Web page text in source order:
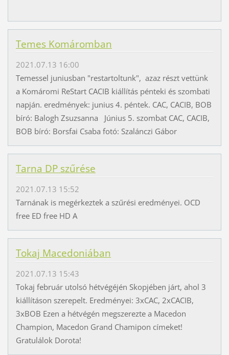
Temes Komáromban
2021.07.13 16:00
Temessel juniusban "restartoltunk", azaz részt vettünk
a Komáromi ReStart CACIB kiállítás pénteki és szombati
napján. eredmények: junius 4. péntek. CAC, CACIB, BOB
bíró: Balogh Zsuzsanna Június 5. szombat CAC, CACIB,
BOB bíró: Borsfai Csaba fotó: Szalánczi Gábor
Tarna DP szűrése
2021.07.13 15:52
Tarnának is megérkeztek a szűrési eredményei. OCD
free ED free HD A
Tokaj Macedoniában
2021.07.13 15:43
Tokaj február utolsó hétvégéjén Skopjében járt, ahol 3
kiállításon szerepelt. Eredményei: 3xCAC, 2xCACIB,
3xBOB Ezen a hétvégén megszerezte a Macedon
Champion, Macedon Grand Chamipon címeket!
Gratulálok Dorota!